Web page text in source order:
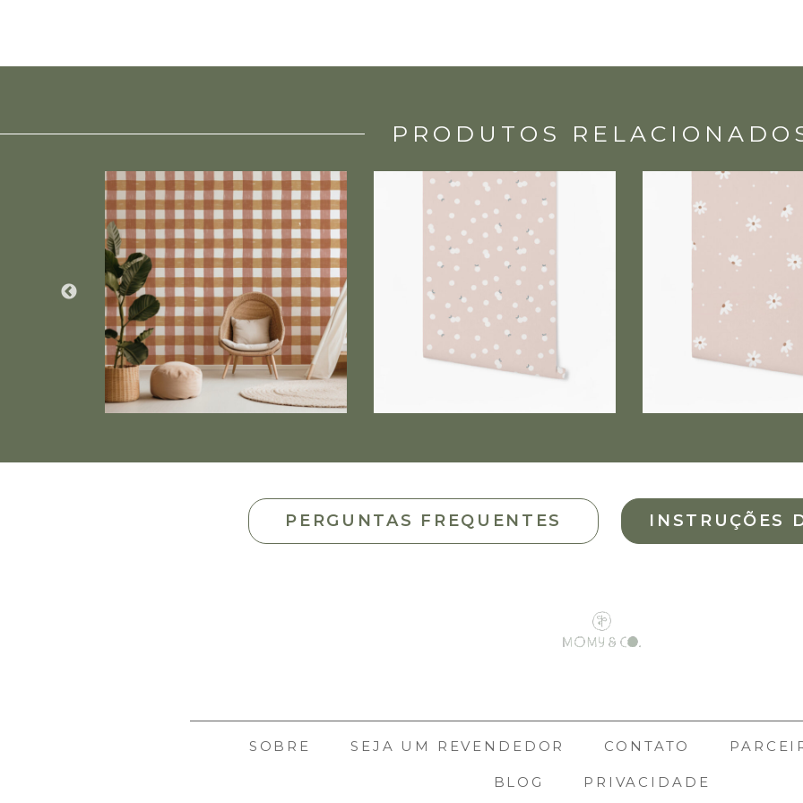
PRODUTOS
PERGUNTAS FREQUENTES INSTRUÇÕES
SOBRE SEJA UM REVENDEDOR CONTATO
BLOG PRIVACIDADE